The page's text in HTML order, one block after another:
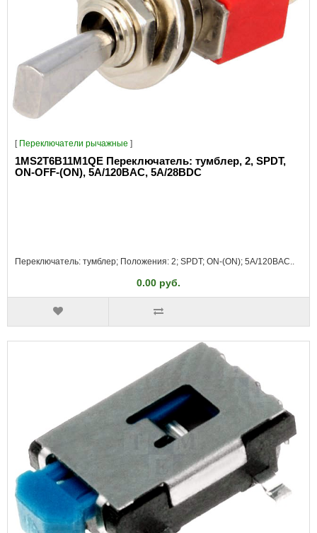
[ Переключатели рычажные ]
1MS2T6B11M1QE Переключатель: тумблер, 2, SPDT,
ON-OFF-(ON), 5A/120ВAC, 5A/28ВDC
Переключатель: тумблер; Положения: 2; SPDT; ON-(ON); 5A/120ВAC..
0.00 руб.